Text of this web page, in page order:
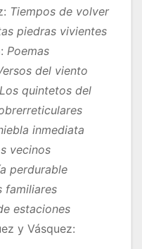
Tiempos de volver
piedras vivientes
Poemas
del viento
Los quintetos del
inmediata
vecinos
perdurable
familiares
estaciones
y Vásquez: